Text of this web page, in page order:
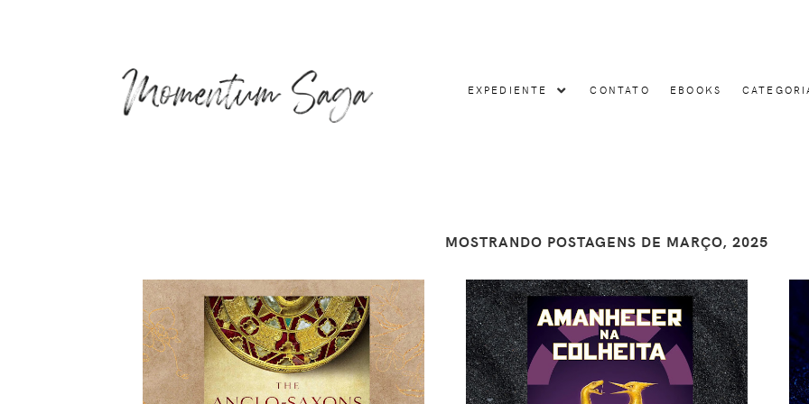
EXPEDIENTE CONTATO EBOOKS
MOSTRANDO POSTAGENS DE MARÇO, 2025